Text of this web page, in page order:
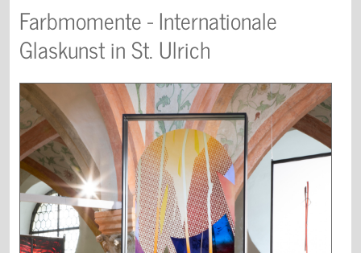
Farbmomente - Internationale
Glaskunst in St. Ulrich